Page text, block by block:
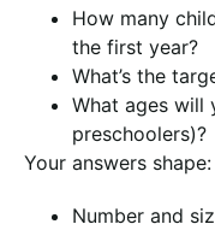
How many
the first year?
What’s the
What ages will
preschoolers)?
Your answers shape:
Number and